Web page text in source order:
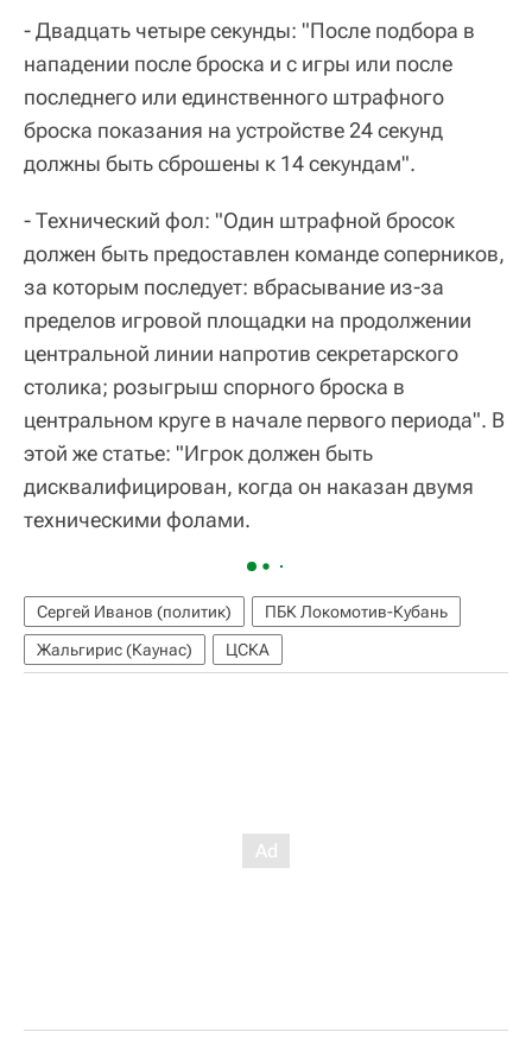
- Двадцать четыре секунды: "После подбора в
нападении после броска и с игры или после
последнего или единственного штрафного
броска показания на устройстве 24 секунд
должны быть сброшены к 14 секундам".
- Технический фол: "Один штрафной бросок
должен быть предоставлен команде соперников,
за которым последует: вбрасывание из-за
пределов игровой площадки на продолжении
центральной линии напротив секретарского
столика; розыгрыш спорного броска в
центральном круге в начале первого периода". В
этой же статье: "Игрок должен быть
дисквалифицирован, когда он наказан двумя
техническими фолами.
Сергей Иванов (политик)
ПБК Локомотив-Кубань
Жальгирис (Каунас)
ЦСКА